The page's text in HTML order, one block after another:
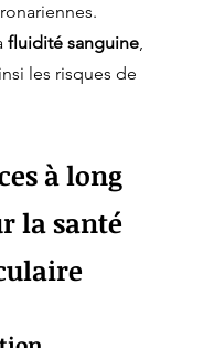
fluidité sanguine,
les risques de
à long
la santé